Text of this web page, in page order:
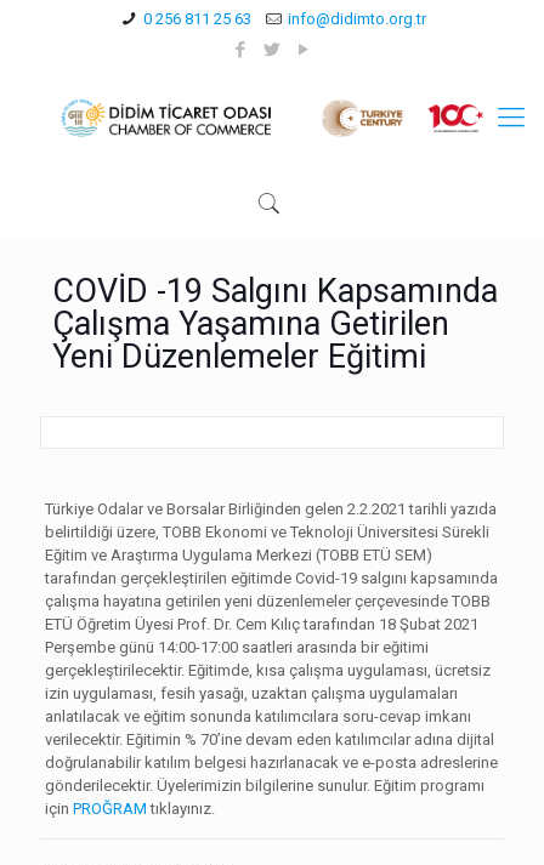
0 256 811 25 63 info@didimto.org.tr
COVİD -19 Salgını Kapsamında
Çalışma Yaşamına Getirilen
Yeni Düzenlemeler Eğitimi
Türkiye Odalar ve Borsalar Birliğinden gelen 2.2.2021 tarihli yazıda
belirtildiği üzere, TOBB Ekonomi ve Teknoloji Üniversitesi Sürekli
Eğitim ve Araştırma Uygulama Merkezi (TOBB ETÜ SEM)
tarafından gerçekleştirilen eğitimde Covid-19 salgını kapsamında
çalışma hayatına getirilen yeni düzenlemeler çerçevesinde TOBB
ETÜ Öğretim Üyesi Prof. Dr. Cem Kılıç tarafından 18 Şubat 2021
Perşembe günü 14:00-17:00 saatleri arasında bir eğitimi
gerçekleştirilecektir. Eğitimde, kısa çalışma uygulaması, ücretsiz
izin uygulaması, fesih yasağı, uzaktan çalışma uygulamaları
anlatılacak ve eğitim sonunda katılımcılara soru-cevap imkanı
verilecektir. Eğitimin % 70’ine devam eden katılımcılar adına dijital
doğrulanabilir katılım belgesi hazırlanacak ve e-posta adreslerine
gönderilecektir. Üyelerimizin bilgilerine sunulur. Eğitim programı
için PROĞRAM tıklayınız.